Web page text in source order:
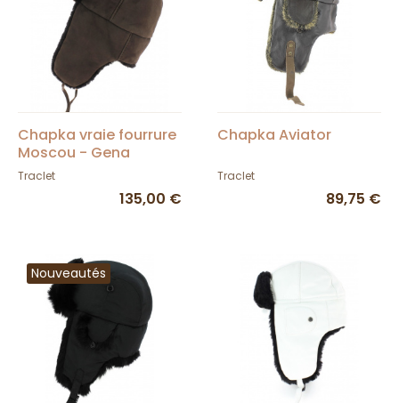
Chapka vraie fourrure
Moscou - Gena
marron chocolat
Traclet
135,00 €
Chapka Aviator
Traclet
89,75 €
Nouveautés